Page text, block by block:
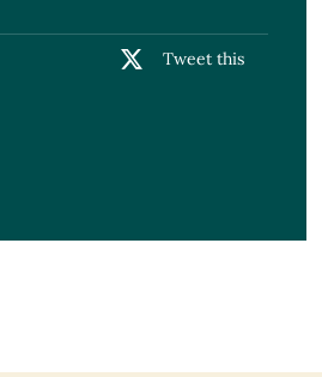
Tweet this